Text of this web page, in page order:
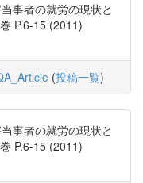
事者の就労の現状と
P.6-15 (2011)
(投稿一覧)
事者の就労の現状と
P.6-15 (2011)